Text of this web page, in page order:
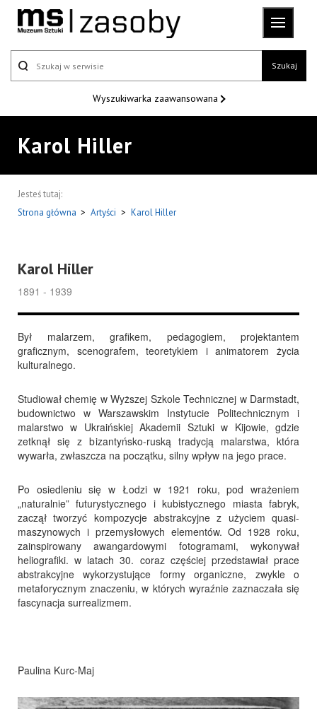
Szukaj
Wyszukiwarka zaawansowana
Karol Hiller
Jesteś tutaj:
Strona główna > Artyści > Karol Hiller
Karol Hiller
1891 - 1939
Był malarzem, grafikem, pedagogiem, projektantem
graficznym, scenografem, teoretykiem i animatorem życia
kulturalnego.
Studiował chemię w Wyższej Szkole Technicznej w Darmstadt,
budownictwo w Warszawskim Instytucie Politechnicznym i
malarstwo w Ukraińskiej Akademii Sztuki w Kijowie, gdzie
zetknął się z bizantyńsko-ruską tradycją malarstwa, która
wywarła, zwłaszcza na początku, silny wpływ na jego prace.
Po osiedleniu się w Łodzi w 1921 roku, pod wrażeniem
„naturalnie” futurystycznego i kubistycznego miasta fabryk,
zaczął tworzyć kompozycje abstrakcyjne z użyciem quasi-
maszynowych i przemysłowych elementów. Od 1928 roku,
zainspirowany awangardowymi fotogramami, wykonywał
heliografiki. w latach 30. coraz częściej przedstawiał prace
abstrakcyjne wykorzystujące formy organiczne, zwykle o
metaforycznym znaczeniu, w których wyraźnie zaznaczała się
fascynacja surrealizmem.
Paulina Kurc-Maj